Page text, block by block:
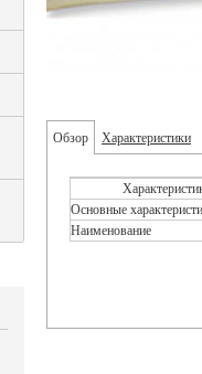
Обзор Характеристики
Основные
Наименование